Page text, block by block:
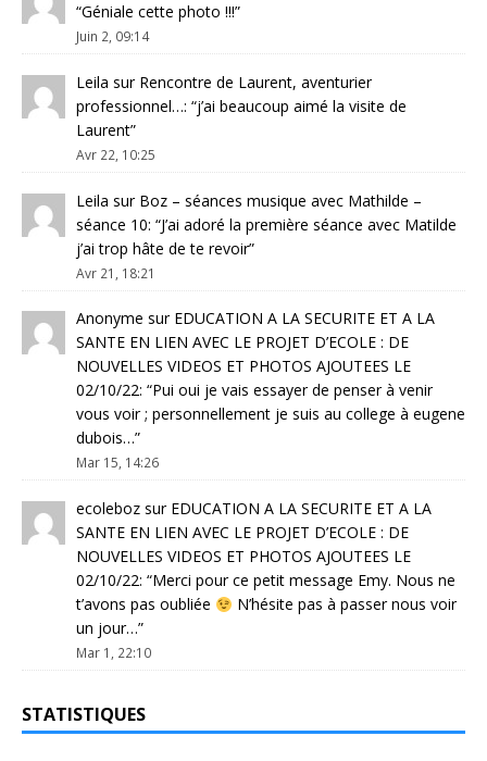
“Géniale cette photo !!!”
Juin 2, 09:14
Leila sur Rencontre de Laurent, aventurier
professionnel…: “j’ai beaucoup aimé la visite de
Laurent”
Avr 22, 10:25
Leila sur Boz – séances musique avec Mathilde –
séance 10: “J’ai adoré la première séance avec Matilde
j’ai trop hâte de te revoir”
Avr 21, 18:21
Anonyme sur EDUCATION A LA SECURITE ET A LA
SANTE EN LIEN AVEC LE PROJET D’ECOLE : DE
NOUVELLES VIDEOS ET PHOTOS AJOUTEES LE
02/10/22: “Pui oui je vais essayer de penser à venir
vous voir ; personnellement je suis au college à eugene
dubois…”
Mar 15, 14:26
ecoleboz sur EDUCATION A LA SECURITE ET A LA
SANTE EN LIEN AVEC LE PROJET D’ECOLE : DE
NOUVELLES VIDEOS ET PHOTOS AJOUTEES LE
02/10/22: “Merci pour ce petit message Emy. Nous ne
t’avons pas oubliée
N’hésite pas à passer nous voir
un jour…”
Mar 1, 22:10
STATISTIQUES